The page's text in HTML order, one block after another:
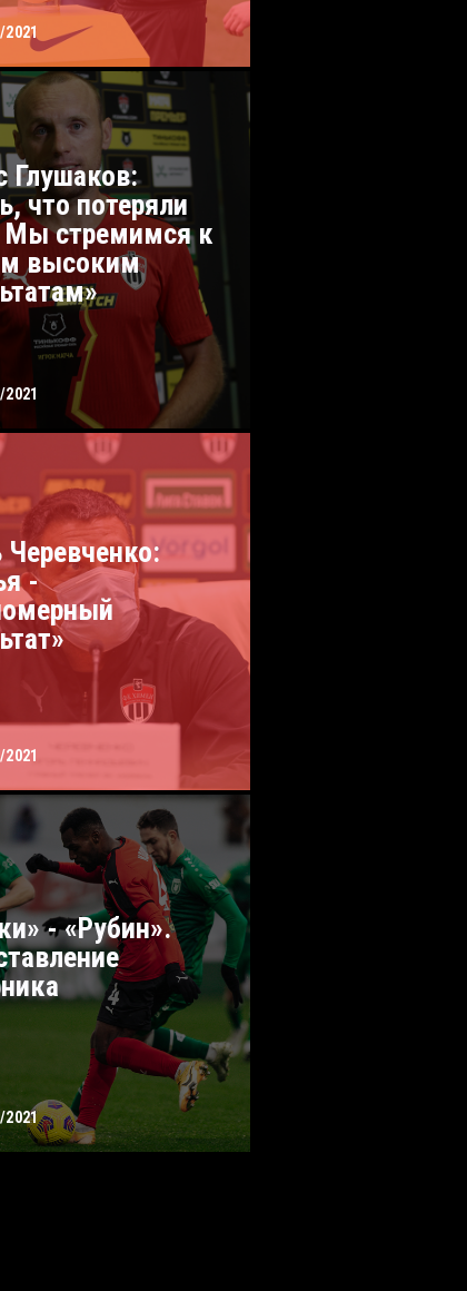
Глушаков:
что потеряли
Мы стремимся к
высоким
Черевченко:
-
2021
- «Рубин».